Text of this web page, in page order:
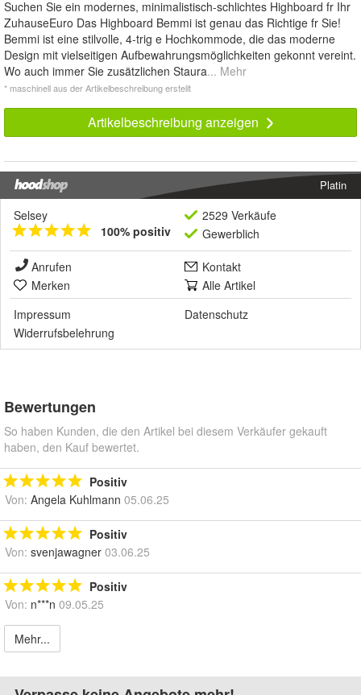
Suchen Sie ein modernes, minimalistisch-schlichtes Highboard fr Ihr
ZuhauseEuro Das Highboard Bemmi ist genau das Richtige fr Sie!
Bemmi ist eine stilvolle, 4-trig e Hochkommode, die das moderne
Design mit vielseitigen Aufbewahrungsmöglichkeiten gekonnt vereint.
Wo auch immer Sie zusätzlichen Staura... Mehr
* maschinell aus der Artikelbeschreibung erstellt
Artikelbeschreibung anzeigen
Platin
Selsey
100% positiv
2529 Verkäufe
Gewerblich
Anrufen
Kontakt
Merken
Alle Artikel
Impressum
Datenschutz
Widerrufsbelehrung
Bewertungen
So haben Kunden, die den Artikel bei diesem Verkäufer gekauft
haben, den Kauf bewertet.
Positiv
Von: Angela Kuhlmann 05.06.25
Positiv
Von: svenjawagner 03.06.25
Positiv
Von: n***n 09.05.25
Mehr...